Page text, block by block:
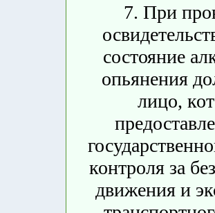
7. При
состояние
опьянения
лицо,
контроля за
движения и